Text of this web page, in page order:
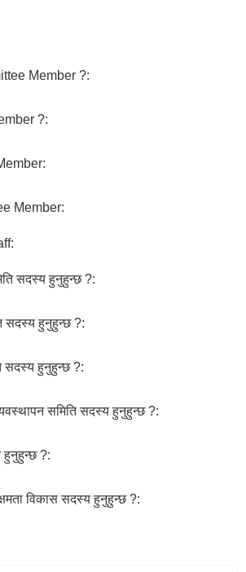
Member ?:
?:
Member:
सदस्य हुनुहुन्छ ?:
सदस्य हुनुहुन्छ ?:
सदस्य हुनुहुन्छ ?:
समिति सदस्य हुनुहुन्छ ?:
हुनुहुन्छ ?:
विकास सदस्य हुनुहुन्छ ?: